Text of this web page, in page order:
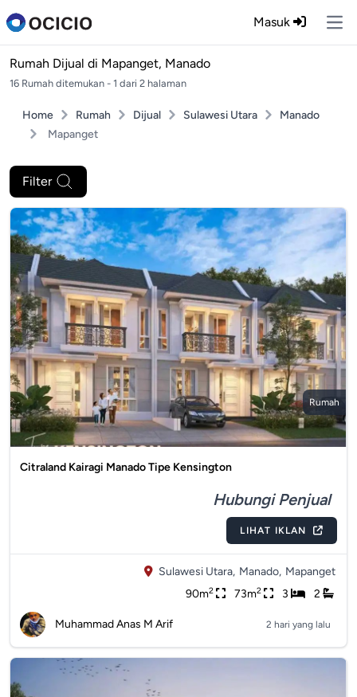
Masuk
Rumah Dijual di Mapanget, Manado
16 Rumah ditemukan - 1 dari 2 halaman
Home Rumah Dijual Sulawesi Utara
Manado
Mapanget
Filter
Rumah
Citraland Kairagi Manado Tipe Kensington
Hubungi Penjual
LIHAT IKLAN
Sulawesi Utara, Manado, Mapanget
90m2 73m2 3 2
Muhammad Anas M Arif 2 hari yang lalu